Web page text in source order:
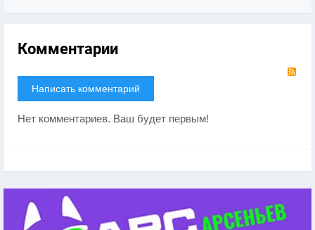
Комментарии
Написать комментарий
Нет комментариев. Ваш будет первым!